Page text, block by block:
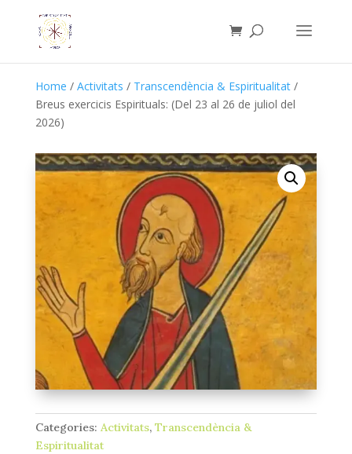
Home / Activitats / Transcendència & Espiritualitat/
Breus exercicis Espirituals: (Del 23 al 26 de juliol del
2026)
Categories: Activitats, Transcendència &
Espiritualitat